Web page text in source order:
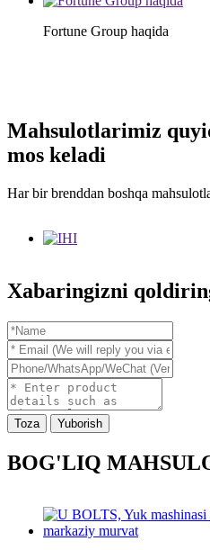
Fortune Group haqida
Mahsulotlarimiz
mos keladi
Har bir brenddan boshqa
Xabaringizni
Toza Yuborish
BOG'LIQ